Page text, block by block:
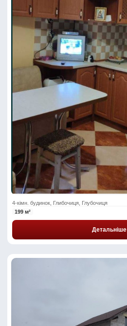
4-кімн. будинок, Глибочиця, Глубочиця
199 м²
Детальніше